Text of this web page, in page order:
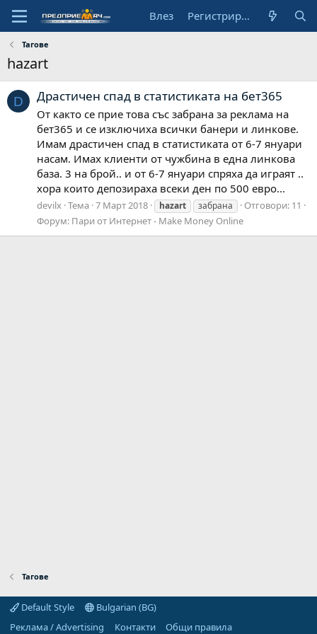
Влез Регистрирай се
Тагове
hazart
D Драстичен спад в статистиката на бет365
От както се прие това със забрана за реклама на
бет365 и се изключиха всички банери и линкове.
Имам драстичен спад в статистиката от 6-7 януари
насам. Имах клиенти от чужбина в една линкова
база. 3 на брой.. и от 6-7 януари спряха да играят ..
хора които депозираха всеки ден по 500 евро...
devilx Тема 7 Март 2018 hazart забрана
Отговори: 11
Форум: Пари от Интернет - Make Money Online
Тагове
Default Style
Bulgarian (BG)
Реклама / Advertising
Контакти
Общи правила